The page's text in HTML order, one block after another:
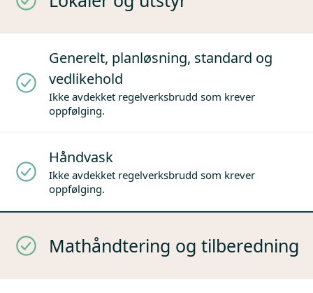
Generelt, planløsning, standard og
vedlikehold
Ikke avdekket regelverksbrudd som krever
oppfølging.
Håndvask
Ikke avdekket regelverksbrudd som krever
oppfølging.
Mathåndtering og tilberedning